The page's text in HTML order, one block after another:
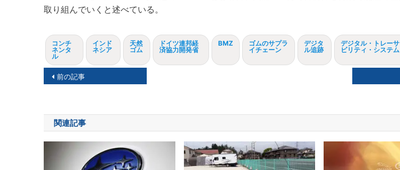
取り組んでいくと述べている。
コンチ
ネンタ
ル
インド
ネシア
天然
ゴム
ドイツ連邦経
済協力開発省
BMZ
ゴムのサプラ
イチェーン
デジタ
ル追跡
デジタル・トレーサ
ビリティ・システム
投
ナ
ビ
ゲ
前の記事
関連記事